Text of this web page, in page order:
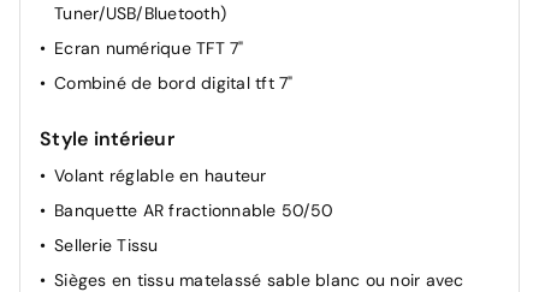
Pack Confort: Siège conducteur réglable en hauteur
Tuner/USB/Bluetooth)
Ecran numérique TFT 7"
Combiné de bord digital tft 7"
Style intérieur
Volant réglable en hauteur
Banquette AR fractionnable 50/50
Sellerie Tissu
Sièges en tissu matelassé sable blanc ou noir avec